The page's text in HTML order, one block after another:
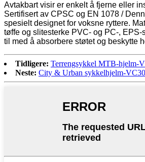
Avtakbart visir er enkelt å fjerne eller
Sertifisert av CPSC og EN 1078 /
spesielt designet for voksne ryttere.
tøffe og slitesterke PVC- og PC-, EPS-
til med å absorbere støtet og beskytte
Tidligere: Terrengsykkel MTB-hjelm-
Neste: City & Urban sykkelhjelm-